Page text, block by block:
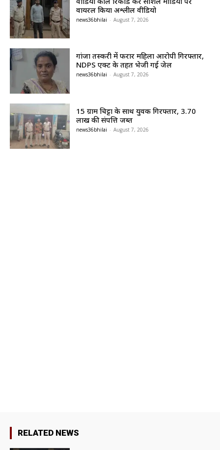
वायरल किया अश्लील वीडियो
news36bhilai - August 7, 2026
गांजा तस्करी में फरार महिला आरोपी गिरफ्तार,
NDPS एक्ट के तहत भेजी गई जेल
news36bhilai - August 7, 2026
15 ग्राम चिट्टा के साथ युवक गिरफ्तार, 3.70
लाख की संपत्ति जब्त
news36bhilai - August 7, 2026
RELATED NEWS